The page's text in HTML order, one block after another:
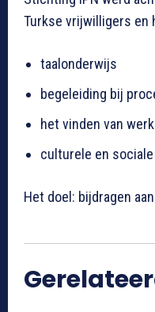
Turkse vrijwilligers en
taalonderwijs
begeleiding bij
het vinden van werk
culturele en
Het doel: bijdragen